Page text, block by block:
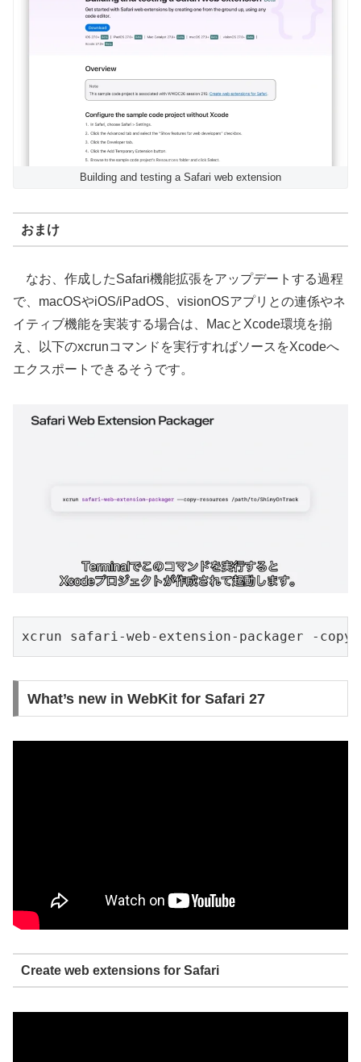
Building and testing a Safari web extension
おまけ
なお、作成したSafari機能拡張をアップデートする過程
で、macOSやiOS/iPadOS、visionOSアプリとの連係やネ
イティブ機能を実装する場合は、MacとXcode環境を揃
え、以下のxcrunコマンドを実行すればソースをXcodeへ
エクスポートできるそうです。
xcrun safari-web-extension-packager -
What’s new in WebKit for Safari 27
Create web extensions for Safari